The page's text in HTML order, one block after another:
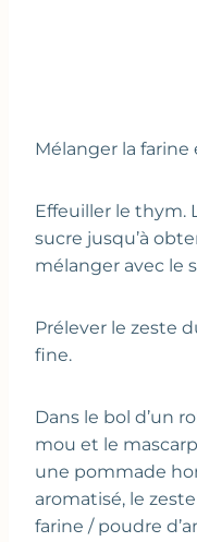
Mélanger la farine
Effeuiller le thym.
sucre jusqu’à
mélanger avec le
Prélever le zeste
fine.
Dans le bol d’un
mou et le
une pommade
aromatisé, le
farine / poudre